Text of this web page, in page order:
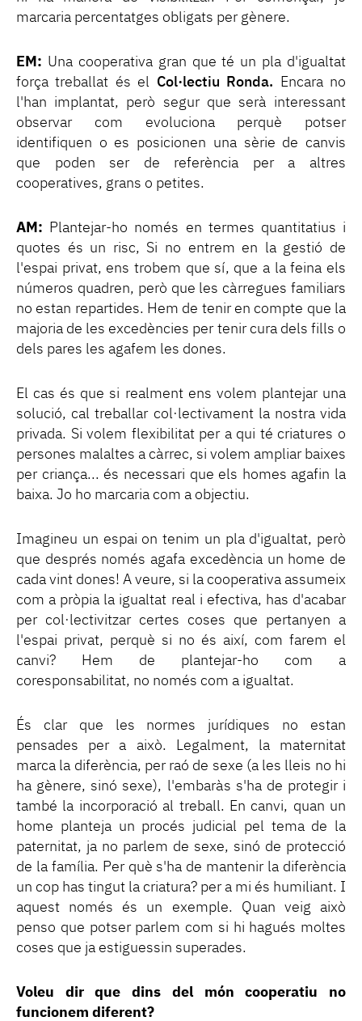
marcaria percentatges obligats per gènere.
EM: Una cooperativa gran que té un pla d'igualtat
força treballat és el Col·lectiu Ronda. Encara no
l'han implantat, però segur que serà interessant
observar com evoluciona perquè potser
identifiquen o es posicionen una sèrie de canvis
que poden ser de referència per a altres
cooperatives, grans o petites.
AM:
Plantejar-ho només en termes quantitatius i
quotes és un risc, Si no entrem en la gestió de
l'espai privat, ens trobem que sí, que a la feina els
números quadren, però que les càrregues familiars
no estan repartides. Hem de tenir en compte que la
majoria de les excedències per tenir cura dels fills o
dels pares les agafem les dones.
El cas és que si realment ens volem plantejar una
solució, cal treballar col·lectivament la nostra vida
privada. Si volem flexibilitat per a qui té criatures o
persones malaltes a càrrec, si volem ampliar baixes
per criança... és necessari que els homes agafin la
baixa. Jo ho marcaria com a objectiu.
Imagineu un espai on tenim un pla d'igualtat, però
que després només agafa excedència un home de
cada vint dones! A veure, si la cooperativa assumeix
com a pròpia la igualtat real i efectiva, has d'acabar
per col·lectivitzar certes coses que pertanyen a
l'espai privat, perquè si no és així, com farem el
canvi? Hem de plantejar-ho com a
coresponsabilitat, no només com a igualtat.
És clar que les normes jurídiques no estan
pensades per a això. Legalment, la maternitat
marca la diferència, per raó de sexe (a les lleis no hi
ha gènere, sinó sexe), l'embaràs s'ha de protegir i
també la incorporació al treball. En canvi, quan un
home planteja un procés judicial pel tema de la
paternitat, ja no parlem de sexe, sinó de protecció
de la família. Per què s'ha de mantenir la diferència
un cop has tingut la criatura? per a mi és humiliant. I
aquest només és un exemple. Quan veig això
penso que potser parlem com si hi hagués moltes
coses que ja estiguessin superades.
Voleu dir que dins del món cooperatiu no
funcionem diferent?